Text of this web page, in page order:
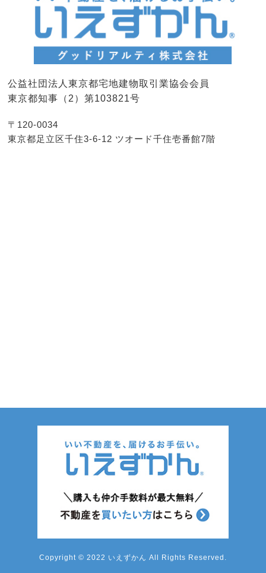
公益社団法人東京都宅地建物取引業協会会員
東京都知事（2）第103821号
〒120-0034
東京都足立区千住3-6-12 ツオード千住壱番館7階
Copyright © 2022 いえずかん All Rights Reserved.